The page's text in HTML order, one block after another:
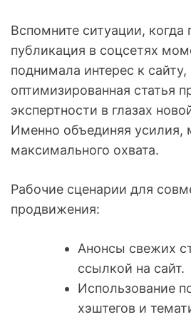
Вспомните ситуации, когда
публикация в соцсетях
поднимала интерес к
оптимизированная статья
экспертности в глазах
Именно объединяя усилия,
максимального охвата.
Рабочие сценарии для
продвижения:
Анонсы свежих
ссылкой на сайт.
Использование
хэштегов и